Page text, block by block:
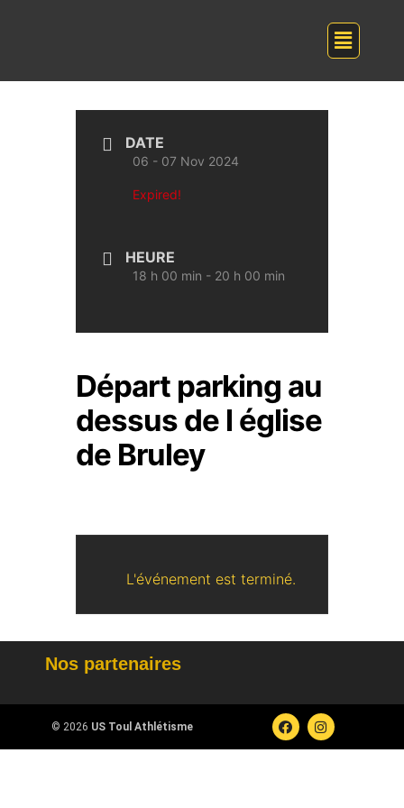
DATE
06 - 07 Nov 2024
Expired!
HEURE
18 h 00 min - 20 h 00 min
Départ parking au
dessus de l église
de Bruley
L'événement est terminé.
Nos partenaires
© 2026 US Toul Athlétisme